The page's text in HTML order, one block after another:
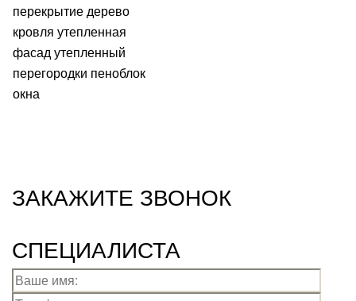
перекрытие дерево
кровля утепленная
фасад утепленный
перегородки пеноблок
окна
ЗАКАЖИТЕ ЗВОНОК
СПЕЦИАЛИСТА